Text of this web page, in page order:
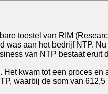
toestel van RIM
aan het bedrijf NTP.
van NTP bestaat eruit
kwam tot een proces en
waarbij de som van